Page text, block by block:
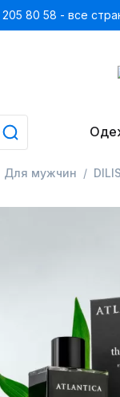
80 58 - все
Для мужчин